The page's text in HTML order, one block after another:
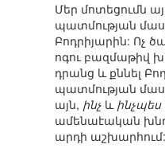
Մեր մոտեցումն
պատմության
Բոդրիյարին: Ոչ
ոգու բազմաթիվ
դրանց և քննել
պատմության
այն, ինչ և ինչպես
ամենաէական
արդի աշխարհում: